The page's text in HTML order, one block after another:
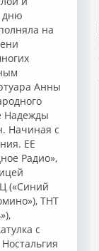
дню
на
Анны
Надежды
Начиная с
ЕЕ
Радио»,
(«Синий
ТНТ
с